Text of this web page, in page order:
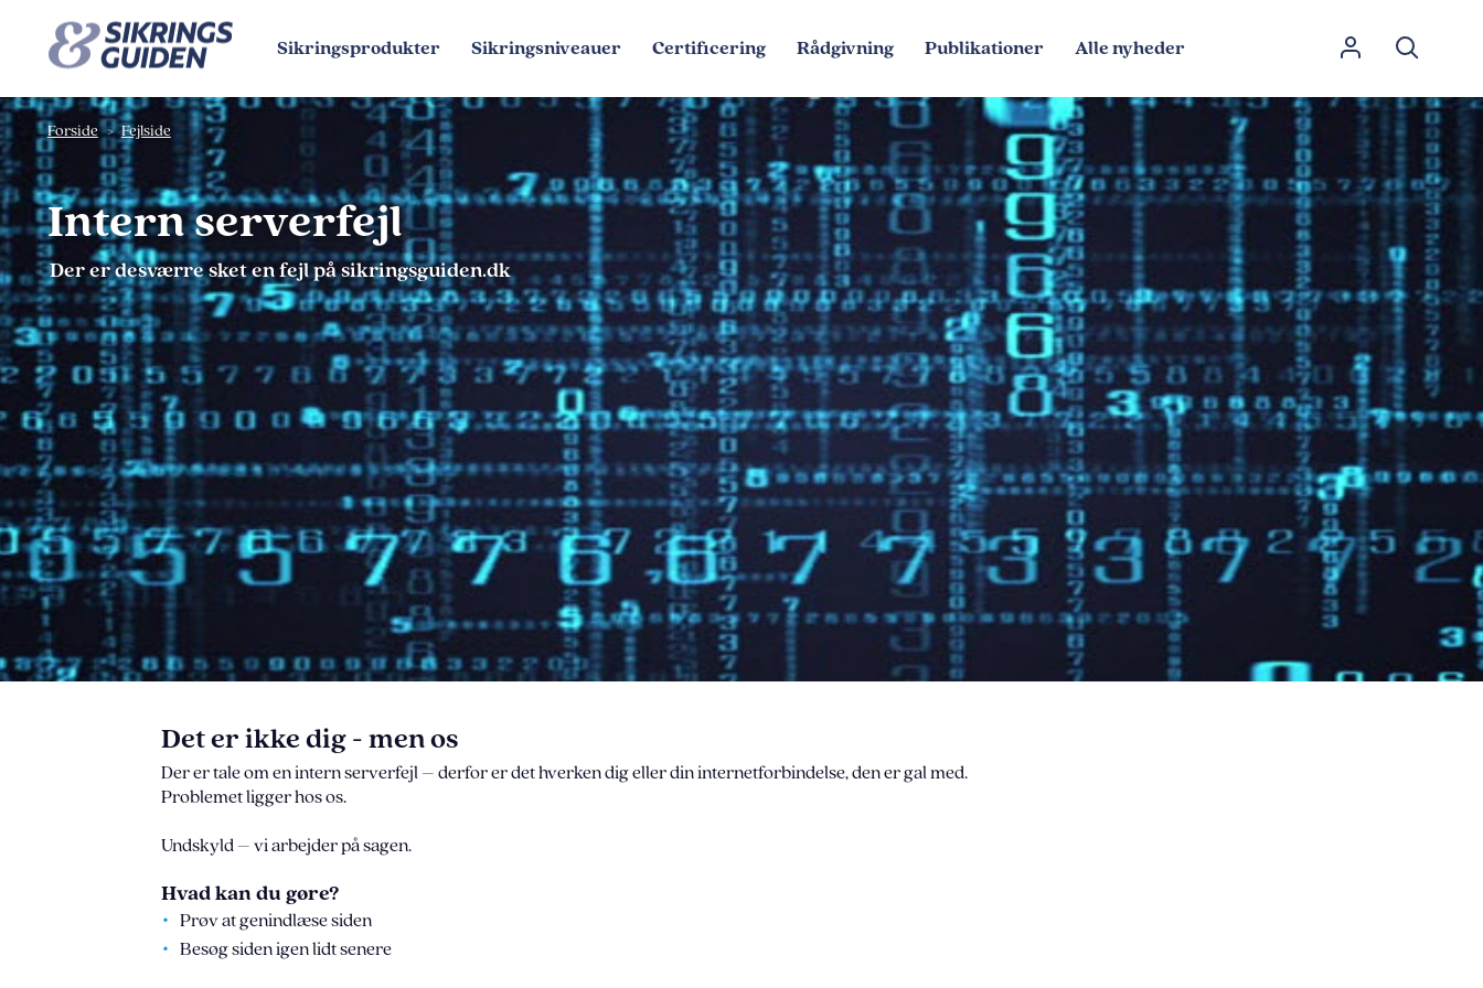
Sikringsprodukter Sikringsniveauer Certificering Rådgivning Publikationer Alle nyheder
Forside Fejlside
Intern serverfejl
Der er desværre sket en fejl på sikringsguiden.dk
Det er ikke dig - men os
Der er tale om en intern serverfejl – derfor er det hverken dig eller din internetforbindelse, den er gal med.
Problemet ligger hos os.
Undskyld – vi arbejder på sagen.
Hvad kan du gøre?
Prøv at genindlæse siden
Besøg siden igen lidt senere